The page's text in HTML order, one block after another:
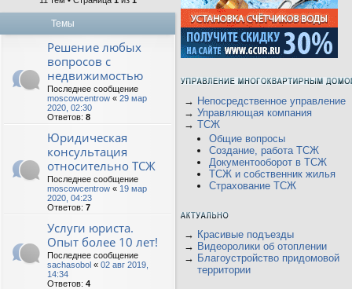
Темы
Решение любых
вопросов с
недвижимостью
Последнее сообщение
moscowcentrow « 29 мар
2020, 02:30
Ответов: 8
Юридическая
консультация
относительно ТСЖ
Последнее сообщение
moscowcentrow « 19 мар
2020, 04:23
Ответов: 7
Услуги юриста.
Опыт более 10 лет!
Последнее сообщение
sachasobol « 02 авг 2019,
14:34
Ответов: 4
→ Непосредственное управление
→ Управляющая компания
→ ТСЖ
Общие вопросы
Создание, работа ТСЖ
Документооборот в ТСЖ
ТСЖ и собственник жилья
Страхование ТСЖ
→ Красивые подъезды
→ Видеоролики об отоплении
→ Благоустройство придомовой
территории